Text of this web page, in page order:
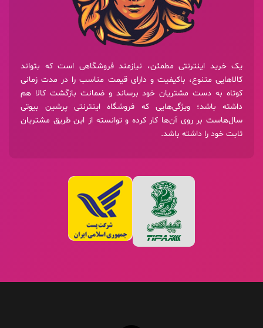
یک خرید اینترنتی مطمئن، نیازمند فروشگاهی است که بتواند
کالاهایی متنوع، باکیفیت و دارای قیمت مناسب را در مدت زمانی
کوتاه به دست مشتریان خود برساند و ضمانت بازگشت کالا هم
داشته باشد؛ ویژگی‌هایی که فروشگاه اینترنتی پرشین بیوتی
سال‌هاست بر روی آن‌ها کار کرده و توانسته از این طریق مشتریان
ثابت خود را داشته باشد.